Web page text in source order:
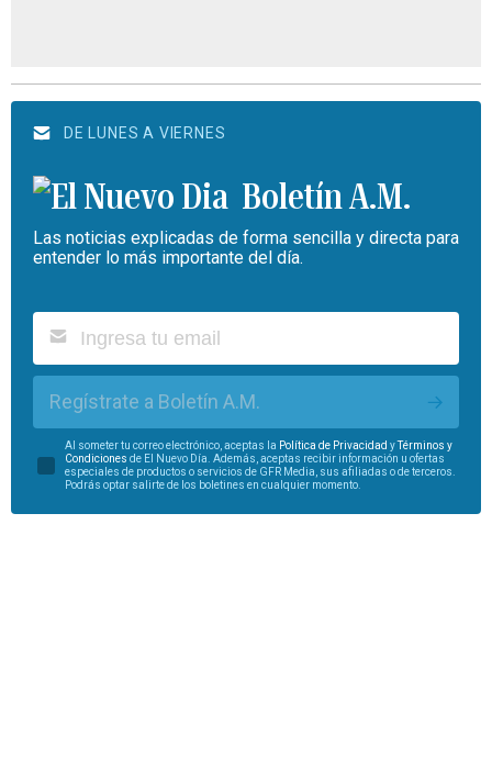
DE LUNES A VIERNES
Boletín A.M.
Las noticias explicadas de forma sencilla y directa para
entender lo más importante del día.
Regístrate a Boletín A.M.
Al someter tu correo electrónico, aceptas la Política de Privacidad yTérminos y
Condiciones de El Nuevo Día. Además, aceptas recibir información u ofertas
especiales de productos o servicios de GFR Media, sus afiliadas o de terceros.
Podrás optar salirte de los boletines en cualquier momento.